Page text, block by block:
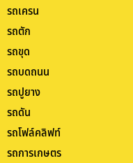
รถเครน
รถตัก
รถขุด
รถบดถนน
รถปูยาง
รถดัน
รถโฟล์คลิฟท์
รถการเกษตร